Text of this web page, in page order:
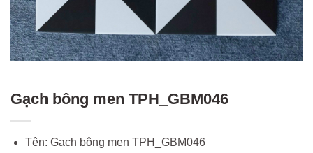
Gạch bông men TPH_GBM046
Tên: Gạch bông men TPH_GBM046